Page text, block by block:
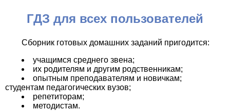
ГДЗ для всех пользователей
Сборник готовых домашних заданий пригодится:
учащимся среднего звена;
их родителям и другим родственникам;
опытным преподавателям и новичкам;
студентам педагогических вузов;
репетиторам;
методистам.